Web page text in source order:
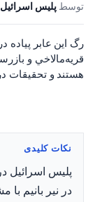
توسط پلیس اسرائیل
رگ این عابر پیاده
قریه‌مالاخي و
هستند و تحقیقات
نکات کلیدی
پلیس اسرائیل
در نیر بانیم